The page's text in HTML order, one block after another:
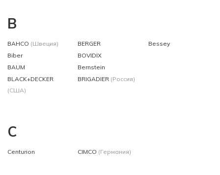
B
BAHCO (Швеция)
Biber
BAUM
BLACK+DECKER
(США)
BERGER
BOVIDIX
Bernstein
BRIGADIER (Россия)
Bessey
C
Centurion CIMCO (Германия)